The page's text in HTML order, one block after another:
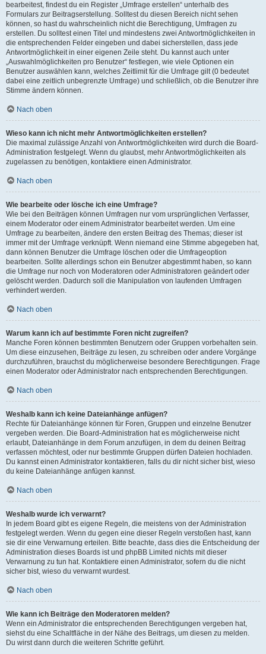
bearbeitest, findest du ein Register „Umfrage erstellen“ unterhalb des
Formulars zur Beitragserstellung. Solltest du diesen Bereich nicht sehen
können, so hast du wahrscheinlich nicht die Berechtigung, Umfragen zu
erstellen. Du solltest einen Titel und mindestens zwei Antwortmöglichkeiten in
die entsprechenden Felder eingeben und dabei sicherstellen, dass jede
Antwortmöglichkeit in einer eigenen Zeile steht. Du kannst auch unter
„Auswahlmöglichkeiten pro Benutzer“ festlegen, wie viele Optionen ein
Benutzer auswählen kann, welches Zeitlimit für die Umfrage gilt (0 bedeutet
dabei eine zeitlich unbegrenzte Umfrage) und schließlich, ob die Benutzer ihre
Stimme ändern können.
Nach oben
Wieso kann ich nicht mehr Antwortmöglichkeiten erstellen?
Die maximal zulässige Anzahl von Antwortmöglichkeiten wird durch die Board-
Administration festgelegt. Wenn du glaubst, mehr Antwortmöglichkeiten als
zugelassen zu benötigen, kontaktiere einen Administrator.
Nach oben
Wie bearbeite oder lösche ich eine Umfrage?
Wie bei den Beiträgen können Umfragen nur vom ursprünglichen Verfasser,
einem Moderator oder einem Administrator bearbeitet werden. Um eine
Umfrage zu bearbeiten, ändere den ersten Beitrag des Themas; dieser ist
immer mit der Umfrage verknüpft. Wenn niemand eine Stimme abgegeben hat,
dann können Benutzer die Umfrage löschen oder die Umfrageoption
bearbeiten. Sollte allerdings schon ein Benutzer abgestimmt haben, so kann
die Umfrage nur noch von Moderatoren oder Administratoren geändert oder
gelöscht werden. Dadurch soll die Manipulation von laufenden Umfragen
verhindert werden.
Nach oben
Warum kann ich auf bestimmte Foren nicht zugreifen?
Manche Foren können bestimmten Benutzern oder Gruppen vorbehalten sein.
Um diese einzusehen, Beiträge zu lesen, zu schreiben oder andere Vorgänge
durchzuführen, brauchst du möglicherweise besondere Berechtigungen. Frage
einen Moderator oder Administrator nach entsprechenden Berechtigungen.
Nach oben
Weshalb kann ich keine Dateianhänge anfügen?
Rechte für Dateianhänge können für Foren, Gruppen und einzelne Benutzer
vergeben werden. Die Board-Administration hat es möglicherweise nicht
erlaubt, Dateianhänge in dem Forum anzufügen, in dem du deinen Beitrag
verfassen möchtest, oder nur bestimmte Gruppen dürfen Dateien hochladen.
Du kannst einen Administrator kontaktieren, falls du dir nicht sicher bist, wieso
du keine Dateianhänge anfügen kannst.
Nach oben
Weshalb wurde ich verwarnt?
In jedem Board gibt es eigene Regeln, die meistens von der Administration
festgelegt werden. Wenn du gegen eine dieser Regeln verstoßen hast, kann
sie dir eine Verwarnung erteilen. Bitte beachte, dass dies die Entscheidung der
Administration dieses Boards ist und phpBB Limited nichts mit dieser
Verwarnung zu tun hat. Kontaktiere einen Administrator, sofern du die nicht
sicher bist, wieso du verwarnt wurdest.
Nach oben
Wie kann ich Beiträge den Moderatoren melden?
Wenn ein Administrator die entsprechenden Berechtigungen vergeben hat,
siehst du eine Schaltfläche in der Nähe des Beitrags, um diesen zu melden.
Du wirst dann durch die weiteren Schritte geführt.